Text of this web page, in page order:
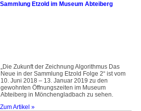
Sammlung Etzold im Museum Abteiberg
„Die Zukunft der Zeichnung Algorithmus Das
Neue in der Sammlung Etzold Folge 2“ ist vom
10. Juni 2018 – 13. Januar 2019 zu den
gewohnten Öffnungszeiten im Museum
Abteiberg in Mönchengladbach zu sehen.
Zum Artikel »